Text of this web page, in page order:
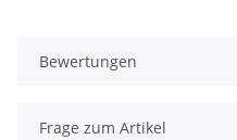
Bewertungen
Frage zum Artikel